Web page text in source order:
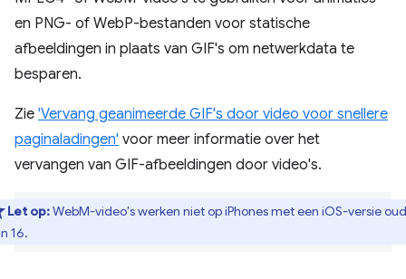
en PNG- of WebP-bestanden voor statische
afbeeldingen in plaats van GIF's om netwerkdata te
besparen.
Zie 'Vervang geanimeerde GIF's door video voor snellere
paginaladingen' voor meer informatie over het
vervangen van GIF-afbeeldingen door video's.
Let op:WebM-video's werken niet op iPhones met een iOS-versie
16.